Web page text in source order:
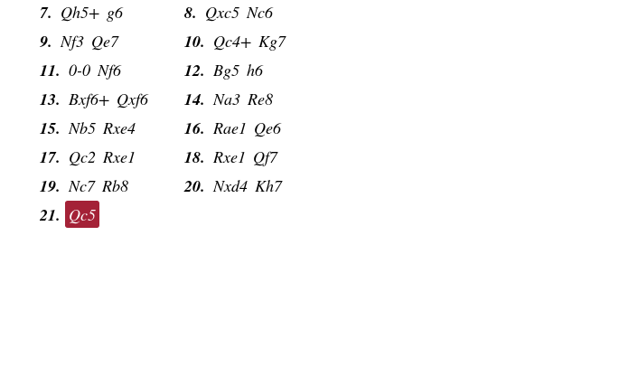
7. Qh5+ g6 8. Qxc5 Nc6
9. Nf3 Qe7 10. Qc4+ Kg7
11. 0-0 Nf6 12. Bg5 h6
13. Bxf6+ Qxf6 14. Na3 Re8
15. Nb5 Rxe4 16. Rae1 Qe6
17. Qc2 Rxe1 18. Rxe1 Qf7
19. Nc7 Rb8 20. Nxd4 Kh7
21. Qc5